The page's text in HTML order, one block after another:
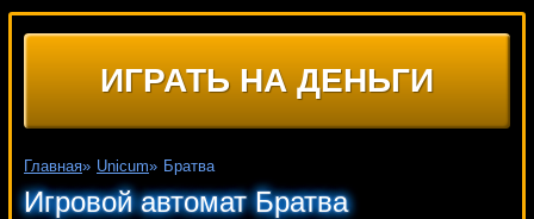
ИГРАТЬ НА ДЕНЬГИ
Главная» Unicum» Братва
Игровой автомат Братва